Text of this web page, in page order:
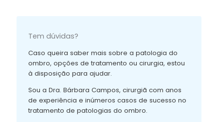
Tem dúvidas?
Caso queira saber mais sobre a patologia do
ombro, opções de tratamento ou cirurgia, estou
à disposição para ajudar.
Sou a Dra. Bárbara Campos, cirurgiã com anos
de experiência e inúmeros casos de sucesso no
tratamento de patologias do ombro.